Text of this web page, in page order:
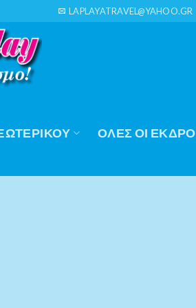
LAPLAYATRAVEL@YAHOO.GR
ΟΛΕΣ ΟΙ